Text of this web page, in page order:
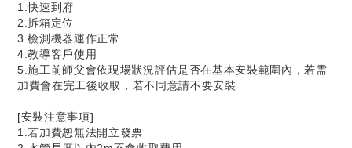
1.快速到府
2.拆箱定位
3.檢測機器運作正常
4.教導客戶使用
5.施工前師父會依現場狀況評估是否在基本安裝範圍內，若需
加費會在完工後收取，若不同意請不要安裝
[安裝注意事項]
1.若加費恕無法開立發票